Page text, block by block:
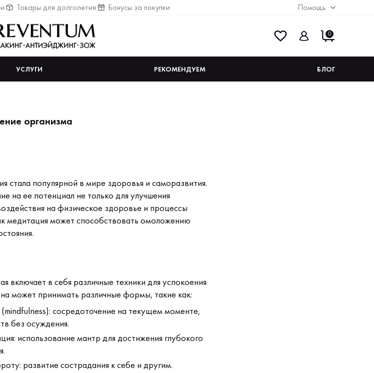
Товары для долголетия Бонусы за покупки Помощь
0
УСЛУГИ РЕКОМЕНДУЕМ БЛОГ
организма
стала популярной в мире здоровья и саморазвития.
ее потенциал не только для улучшения
на физическое здоровье и процессы
медитация может способствовать омоложению
включает в себя различные техники для успокоения
может принимать различные формы, такие как:
сосредоточение на текущем моменте,
без осуждения.
использование мантр для достижения глубокого
развитие сострадания к себе и другим.